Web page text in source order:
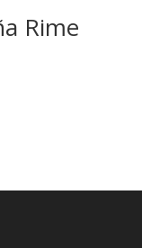
Rime